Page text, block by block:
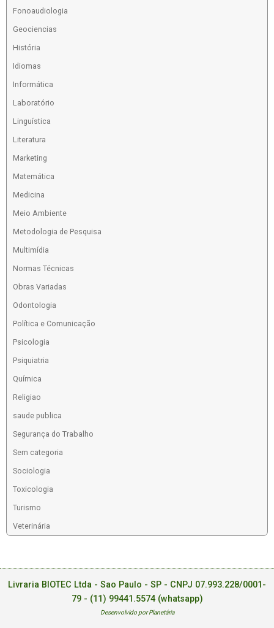
Fonoaudiologia
Geociencias
História
Idiomas
Informática
Laboratório
Linguística
Literatura
Marketing
Matemática
Medicina
Meio Ambiente
Metodologia de Pesquisa
Multimídia
Normas Técnicas
Obras Variadas
Odontologia
Política e Comunicação
Psicologia
Psiquiatria
Química
Religiao
saude publica
Segurança do Trabalho
Sem categoria
Sociologia
Toxicologia
Turismo
Veterinária
Livraria BIOTEC Ltda - Sao Paulo - SP - CNPJ 07.993.228/0001-
79 - (11) 99441.5574 (whatsapp)
Desenvolvido por Planetária